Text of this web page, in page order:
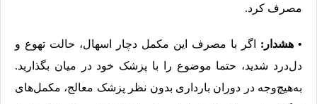
مصرف کرد.
• هشدار:
اگر با مصرف این مکمل دچار اسهال، حالت تهوع و
دل‌درد شدید، حتما موضوع را با پزشک خود در میان بگذارید.
به‌هیچ‌وجه در دوران بارداری بدون نظر پزشک معالج، مکمل‌های